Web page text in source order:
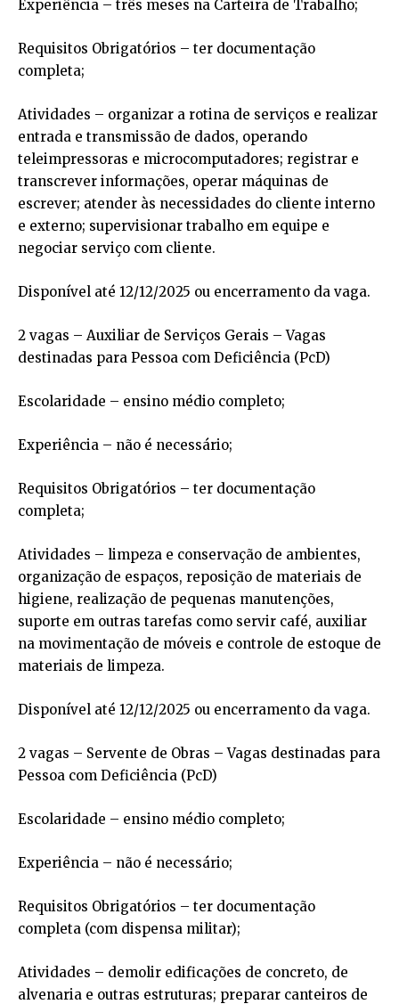
Experiência – três meses na Carteira de Trabalho;
Requisitos Obrigatórios – ter documentação
completa;
Atividades – organizar a rotina de serviços e realizar
entrada e transmissão de dados, operando
teleimpressoras e microcomputadores; registrar e
transcrever informações, operar máquinas de
escrever; atender às necessidades do cliente interno
e externo; supervisionar trabalho em equipe e
negociar serviço com cliente.
Disponível até 12/12/2025 ou encerramento da vaga.
2 vagas – Auxiliar de Serviços Gerais – Vagas
destinadas para Pessoa com Deficiência (PcD)
Escolaridade – ensino médio completo;
Experiência – não é necessário;
Requisitos Obrigatórios – ter documentação
completa;
Atividades – limpeza e conservação de ambientes,
organização de espaços, reposição de materiais de
higiene, realização de pequenas manutenções,
suporte em outras tarefas como servir café, auxiliar
na movimentação de móveis e controle de estoque de
materiais de limpeza.
Disponível até 12/12/2025 ou encerramento da vaga.
2 vagas – Servente de Obras – Vagas destinadas para
Pessoa com Deficiência (PcD)
Escolaridade – ensino médio completo;
Experiência – não é necessário;
Requisitos Obrigatórios – ter documentação
completa (com dispensa militar);
Atividades – demolir edificações de concreto, de
alvenaria e outras estruturas; preparar canteiros de